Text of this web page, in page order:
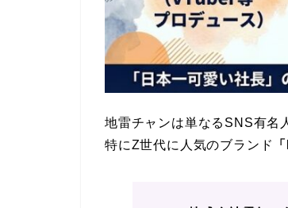
地雷チャンは単なるSNS有名
特にZ世代に人気のブランド